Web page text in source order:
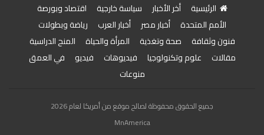
الرئيسية أخر الأخبار سياسة خارجية
اقتصاد وبورصة
الأمم المتحدة
أخبار مصر أخبار العرب
رياضة وبطولات
فنون وثقافة
صحة وتغذية المرأة والحياة
المنح الدراسية
مقالات
علوم وتكنولوجيا فيديوهات فيديو
في العمق
منوعات
جميع الحقوق محفوظة لصالح موقع من أمريكا لعام 2026
MnAmerica